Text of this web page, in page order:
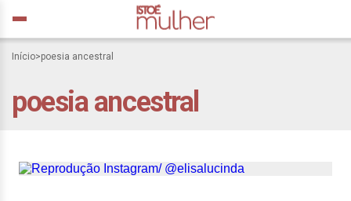
Início>poesia ancestral
poesia ancestral
Minha mestra preta velha:
Elisa Lucinda e uma
herança de poesia